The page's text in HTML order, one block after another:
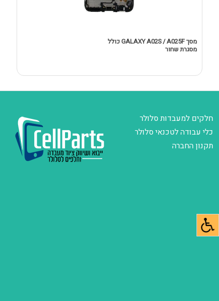
מסך GALAXY A02S / A025F כולל
מסגרת שחור
חלקים למעבדות סלולר
כלי עבודה לטכנאי סלולר
תקנון החברה